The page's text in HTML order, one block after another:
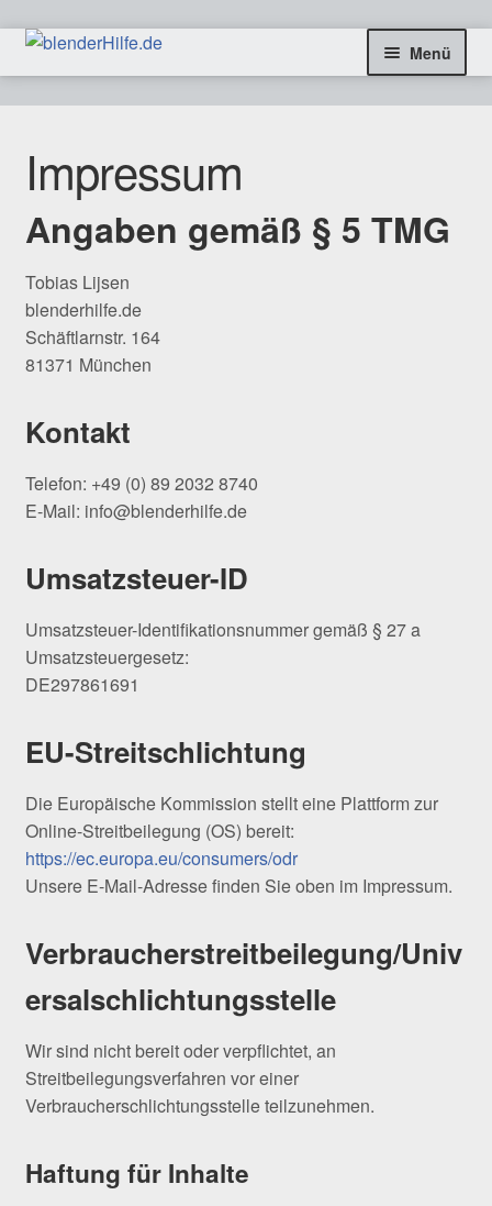
Zur
Zum
Menü
freie Tutorials
Blog & Infos
Coaching & Aufträge
Kontakt
SHOP
Impressum
Angaben gemäß § 5 TMG
Tobias Lijsen
blenderhilfe.de
Schäftlarnstr. 164
81371 München
Kontakt
Telefon: +49 (0) 89 2032 8740
E-Mail: info@blenderhilfe.de
Umsatzsteuer-ID
Umsatzsteuer-Identifikationsnummer gemäß § 27 a
Umsatzsteuergesetz:
DE297861691
EU-Streitschlichtung
Die Europäische Kommission stellt eine Plattform zur
Online-Streitbeilegung (OS) bereit:
https://ec.europa.eu/consumers/odr
Unsere E-Mail-Adresse finden Sie oben im Impressum.
Verbraucherstreitbeilegung/Univ
ersalschlichtungsstelle
Wir sind nicht bereit oder verpflichtet, an
Streitbeilegungsverfahren vor einer
Verbraucherschlichtungsstelle teilzunehmen.
Haftung für Inhalte